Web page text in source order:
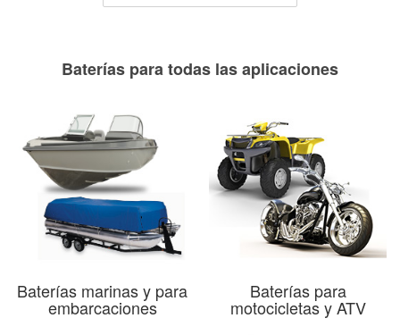
Baterías para todas las aplicaciones
Baterías marinas y para
embarcaciones
Baterías para
motocicletas y ATV